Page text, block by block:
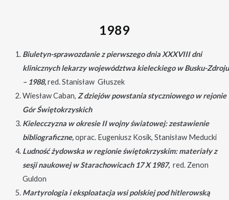
1989
Biuletyn-sprawozdanie z pierwszego dnia XXXVIII dni
klinicznych lekarzy województwa kieleckiego w Busku-Zdroju
– 1988,red. Stanisław Głuszek
Wiesław Caban, Z dziejów powstania styczniowego w rejonie
Gór Świętokrzyskich
Kielecczyzna w okresie II wojny światowej: zestawienie
bibliograficzne,oprac. Eugeniusz Kosik, Stanisław Meducki
Ludność żydowska w regionie świętokrzyskim: materiały z
sesji naukowej w Starachowicach 17 X 1987,red. Zenon
Guldon
Martyrologia i eksploatacja wsi polskiej pod hitlerowską